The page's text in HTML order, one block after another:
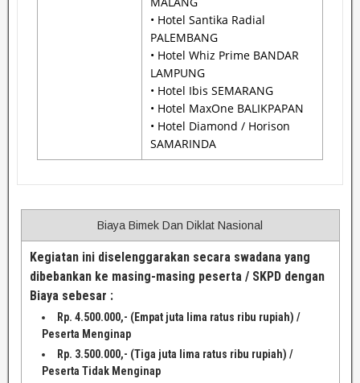
• Hotel Santika Radial
PALEMBANG
• Hotel Whiz Prime BANDAR
LAMPUNG
• Hotel Ibis SEMARANG
• Hotel MaxOne BALIKPAPAN
• Hotel Diamond / Horison
SAMARINDA
Biaya Bimek Dan Diklat Nasional
Kegiatan ini diselenggarakan secara swadana yang
dibebankan ke masing-masing peserta / SKPD dengan
Biaya sebesar :
Rp. 4.500.000,- (Empat juta lima ratus ribu rupiah) /
Peserta Menginap
Rp. 3.500.000,- (Tiga juta lima ratus ribu rupiah) /
Peserta Tidak Menginap